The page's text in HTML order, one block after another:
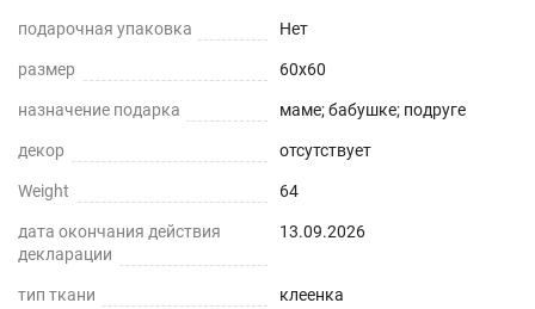
красивое защитное покрытие, но и защита
где дети ,занимаясь творчеством, могут
рисовать или делать записи маркерами (не
перманентными), а затем легко удалять их
влажной тканью.
Клеенка на стол на кухню имеет стопроцентную
прозрачность, что подчеркнет красоту вашего
стола, она не скользит , обладает высокой
подарочная упаковка Нет
размер 60x60
назначение подарка маме; бабушке; подруге
декор отсутствует
Weight 64
дата окончания действия
декларации
13.09.2026
тип ткани клеенка